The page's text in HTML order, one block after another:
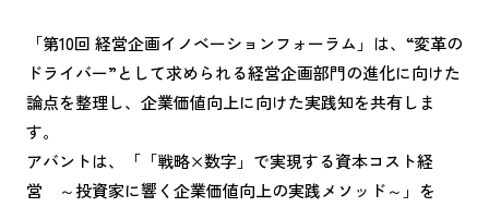
「第10回 経営企画イノベーションフォーラム」は、“変革の
ドライバー”として求められる経営企画部門の進化に向けた
論点を整理し、企業価値向上に向けた実践知を共有しま
す。
アバントは、「「戦略×数字」で実現する資本コスト経
営 ～投資家に響く企業価値向上の実践メソッド～」を